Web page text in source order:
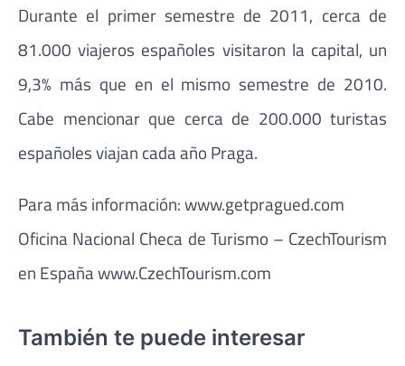
Durante el primer semestre de 2011, cerca de
81.000 viajeros españoles visitaron la capital, un
9,3% más que en el mismo semestre de 2010.
Cabe mencionar que cerca de 200.000 turistas
españoles viajan cada año Praga.
Para más información: www.getpragued.com
Oficina Nacional Checa de Turismo – CzechTourism
en España www.CzechTourism.com
También te puede interesar